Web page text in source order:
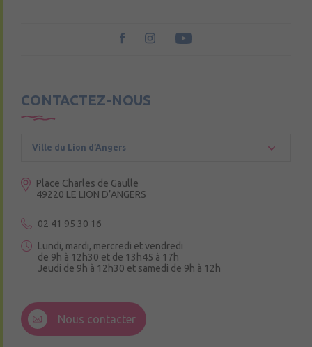
CONTACTEZ-NOUS
Ville du Lion d’Angers
Place Charles de Gaulle
49220 LE LION D’ANGERS
02 41 95 30 16
Lundi, mardi, mercredi et vendredi
de 9h à 12h30 et de 13h45 à 17h
Jeudi de 9h à 12h30 et samedi de 9h à 12h
49220 Andigné
Nous contacter